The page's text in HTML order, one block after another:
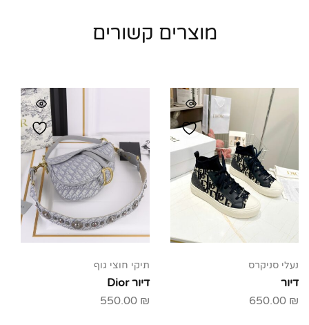
מוצרים קשורים
נעלי סניקרס
דיור
650.00 ₪
תיקי חוצי גוף
דיור Dior
550.00 ₪